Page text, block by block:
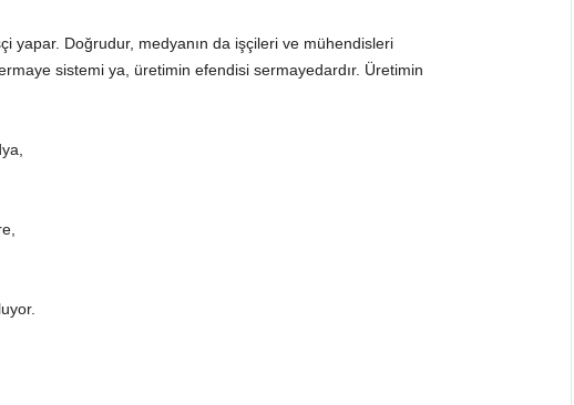
yapar. Doğrudur, medyanın da işçileri ve mühendisleri
sistemi ya, üretimin efendisi sermayedardır. Üretimin